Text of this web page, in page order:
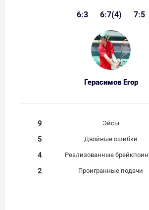
6:3 6:7(4) 7:5
Герасимов Егор
9 Эйсы
5
Двойные ошибки
4
Реализованные
2
Проигранные подачи